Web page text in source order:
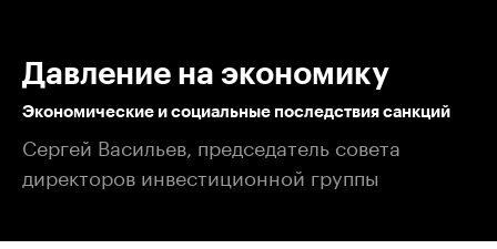
Давление на экономику
Экономические и социальные последствия санкций
Сергей Васильев, председатель совета
директоров инвестиционной группы